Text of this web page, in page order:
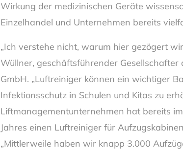
Wirkung der medizinischen Geräte
Einzelhandel und Unternehmen bereits
„Ich verstehe nicht, warum hier gezögert
Wüllner, geschäftsführender Gesellschafter
GmbH. „Luftreiniger können ein wichtiger
Infektionsschutz in Schulen und Kitas zu
Liftmanagementunternehmen hat bereits
Jahres einen Luftreiniger für
„Mittlerweile haben wir knapp 3.000